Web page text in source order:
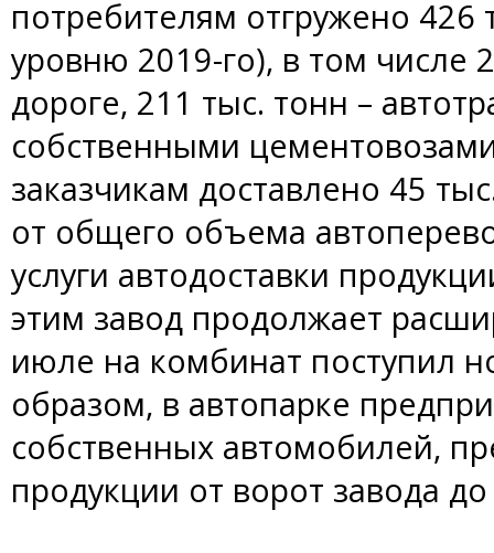
потребителям отгружено 426
уровню 2019-го), в том числе
дороге, 211 тыс. тонн –
собственными
заказчикам доставлено 45
от общего объема
услуги автодоставки
этим завод продолжает
июле на комбинат поступил
образом, в автопарке
собственных автомобилей,
продукции от ворот завода до